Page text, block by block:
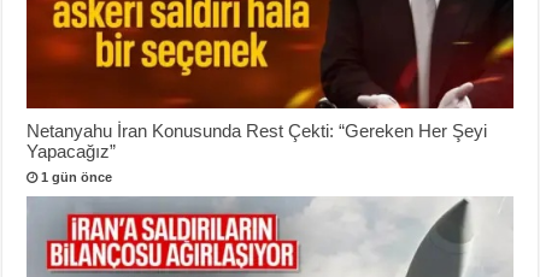
Netanyahu İran Konusunda Rest Çekti: “Gereken Her Şeyi
Yapacağız”
1 gün önce